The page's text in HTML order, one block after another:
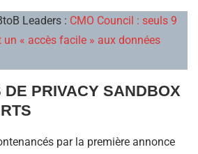
Leaders : CMO Council : seuls 9
un « accès facile » aux données
DE PRIVACY SANDBOX
par la première annonce